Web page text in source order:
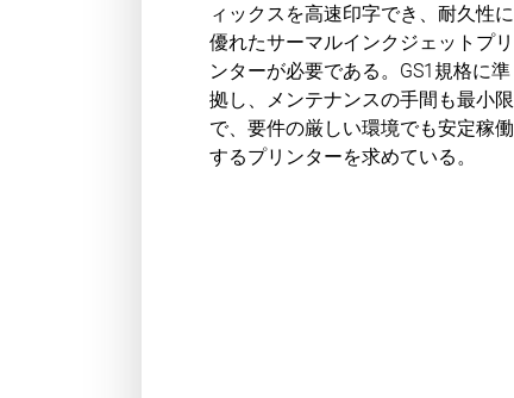
ィックスを高速印字でき、耐久性に
優れたサーマルインクジェットプリ
ンターが必要である。GS1規格に準
拠し、メンテナンスの手間も最小限
で、要件の厳しい環境でも安定稼働
するプリンターを求めている。